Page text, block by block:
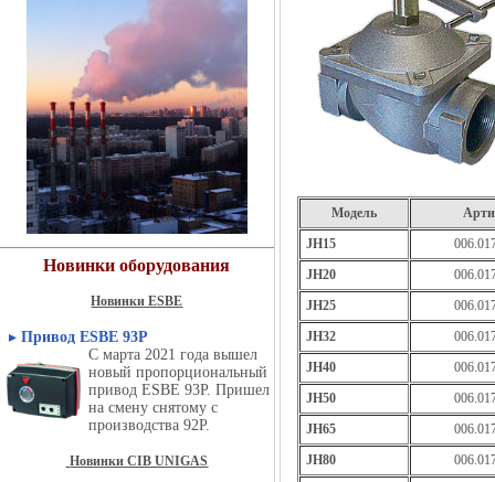
Новинки оборудования
Новинки ESBE
▸ Привод ESBE 93P
С марта 2021 года вышел
новый пропорциональный
привод ESBE 93P. Пришел
на смену снятому с
производства 92P.
Новинки CIB UNIGAS
Модель
JH15
JH20
JH25
JH32
JH40
JH50
JH65
JH80